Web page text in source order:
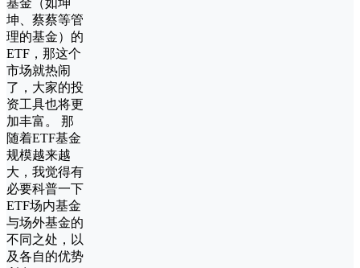
基金（如坤
坤、蔡蔡等管
理的基金）的
ETF，那这个
市场就热闹
了，大家的投
资工具也将更
加丰富。 那
随着ETF基金
规模越来越
大，我觉得有
必要科普一下
ETF场内基金
与场外基金的
不同之处，以
及各自的优势